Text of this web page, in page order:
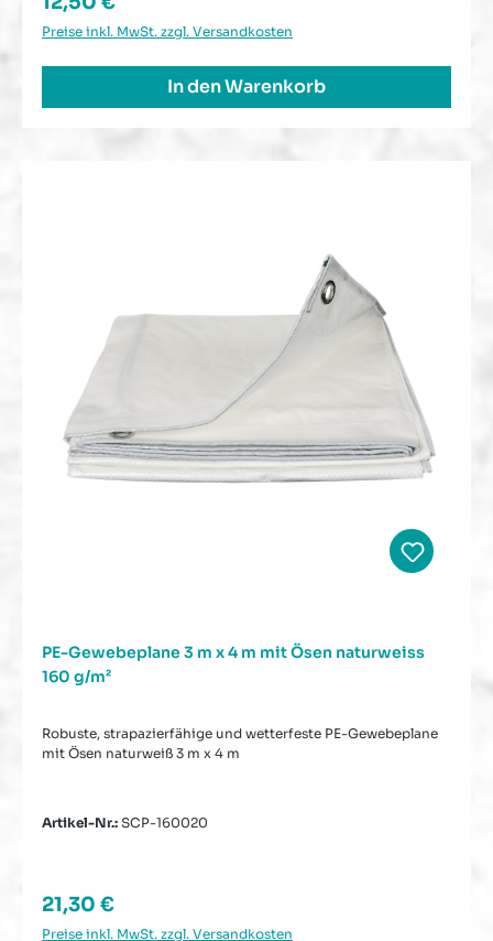
Preise inkl. MwSt. zzgl. Versandkosten
In den Warenkorb
PE-Gewebeplane 3 m x 4 m mit Ösen naturweiss
160 g/m²
Robuste, strapazierfähige und wetterfeste PE-Gewebeplane
mit Ösen naturweiß 3 m x 4 m
Artikel-Nr.: SCP-160020
Regulärer Preis:
21,30 €
Preise inkl. MwSt. zzgl. Versandkosten